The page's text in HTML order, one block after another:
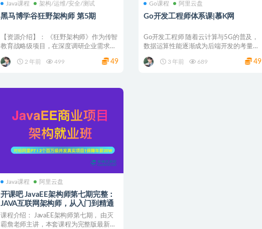
Java课程 架构/运维/安全/测试
黑马博学谷狂野架构师 第5期
【资源介绍】： 《狂野架构师》作为传智
教育战略级项目，在深度调研企业需求、
2 年前
499 49
Go课程 阿里云盘
Go开发工程师体系课|慕K网
Go开发工程师 随着云计算与5G的普及，
数据运算性能逐渐成为后端开发的考量标
3 年前
689 49
Java课程 阿里云盘
开课吧 JavaEE架构师第七期完整：
JAVA互联网架构师，从入门到精通
课程介绍： JavaEE架构师第七期， 由灭
霸詹老师主讲，本套课程为完整版最新课